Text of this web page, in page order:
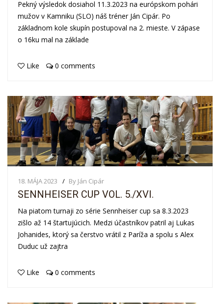
Pekný výsledok dosiahol 11.3.2023 na európskom pohári
mužov v Kamniku (SLO) náš tréner Ján Cipár. Po
základnom kole skupín postupoval na 2. mieste. V zápase
o 16ku mal na základe
Like 0 comments
18. MÁJA 2023 By Ján Cipár
SENNHEISER CUP VOL. 5./XVI.
Na piatom turnaji zo série Sennheiser cup sa 8.3.2023
zišlo až 14 štartujúcich. Medzi účastníkov patril aj Lukas
Johanides, ktorý sa čerstvo vrátil z Paríža a spolu s Alex
Duduc už zajtra
Like 0 comments